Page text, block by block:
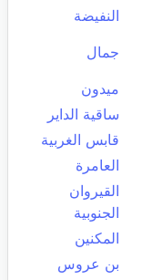
النفيضة
جمال
ميدون
ساقية الداير
قابس الغربية
العامرة
القيروان
الجنوبية
المكنين
بن عروس